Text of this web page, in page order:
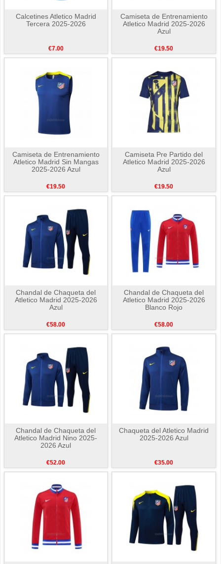
Calcetines Atletico Madrid
Tercera 2025-2026
€7.00
Camiseta de Entrenamiento
Atletico Madrid 2025-2026
Azul
€19.50
Camiseta de Entrenamiento
Atletico Madrid Sin Mangas
2025-2026 Azul
€19.50
Camiseta Pre Partido del
Atletico Madrid 2025-2026
Azul
€19.50
Chandal de Chaqueta del
Atletico Madrid 2025-2026
Azul
€58.00
Chandal de Chaqueta del
Atletico Madrid 2025-2026
Blanco Rojo
€58.00
Chandal de Chaqueta del
Atletico Madrid Nino 2025-
2026 Azul
€52.00
Chaqueta del Atletico Madrid
2025-2026 Azul
€35.00